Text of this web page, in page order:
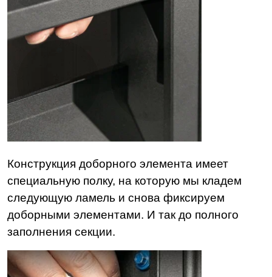
Конструкция доборного элемента имеет
специальную полку, на которую мы кладем
следующую ламель и снова фиксируем
доборными элементами. И так до полного
заполнения секции.